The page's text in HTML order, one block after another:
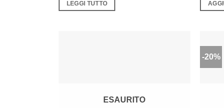
LEGGI TUTTO
ESAURITO
-20%